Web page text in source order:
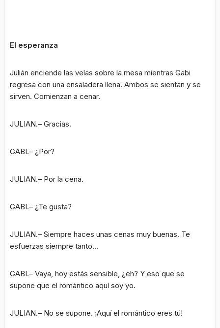
El esperanza
Julián enciende las velas sobre la mesa mientras Gabi
regresa con una ensaladera llena. Ambos se sientan y se
sirven. Comienzan a cenar.
JULIAN.– Gracias.
GABI.– ¿Por?
JULIAN.– Por la cena.
GABI.– ¿Te gusta?
JULIAN.– Siempre haces unas cenas muy buenas. Te
esfuerzas siempre tanto…
GABI.– Vaya, hoy estás sensible, ¿eh? Y eso que se
supone que el romántico aquí soy yo.
JULIAN.– No se supone. ¡Aquí el romántico eres tú!